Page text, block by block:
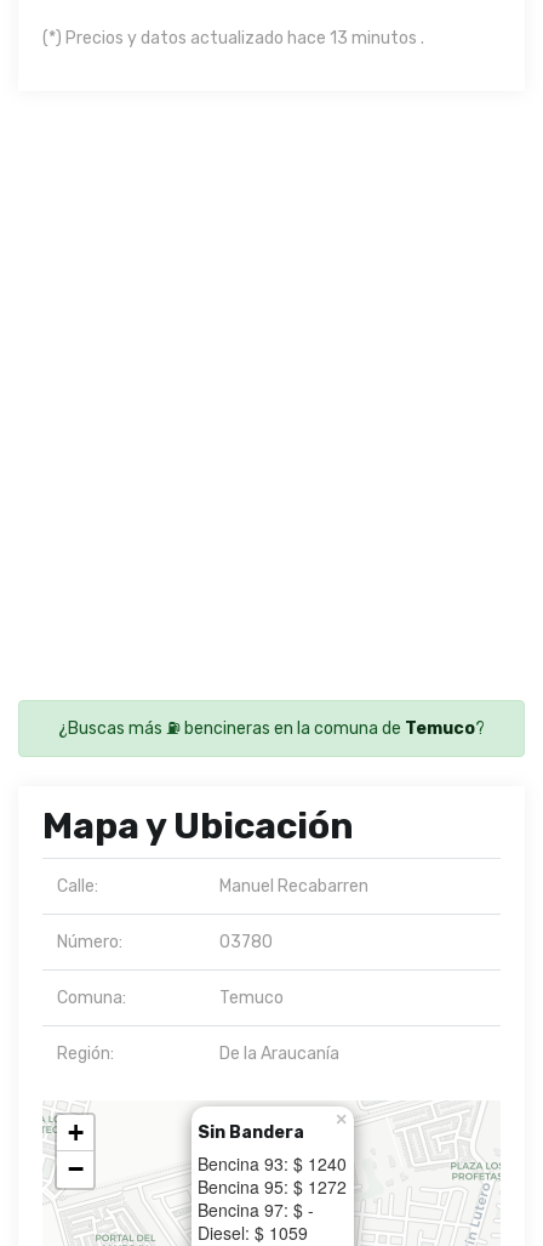
(*) Precios y datos actualizado hace 13 minutos .
¿Buscas más ⛽ bencineras en la comuna de Temuco?
Mapa y Ubicación
Calle: Manuel Recabarren
Número: 03780
Comuna: Temuco
Región: De la Araucanía
Sin Bandera
Bencina 93: $ 1240
Bencina 95: $ 1272
Bencina 97: $ -
Diesel: $ 1059
×
+
−